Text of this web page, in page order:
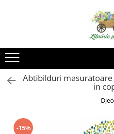
Abtibilduri
in
-15%